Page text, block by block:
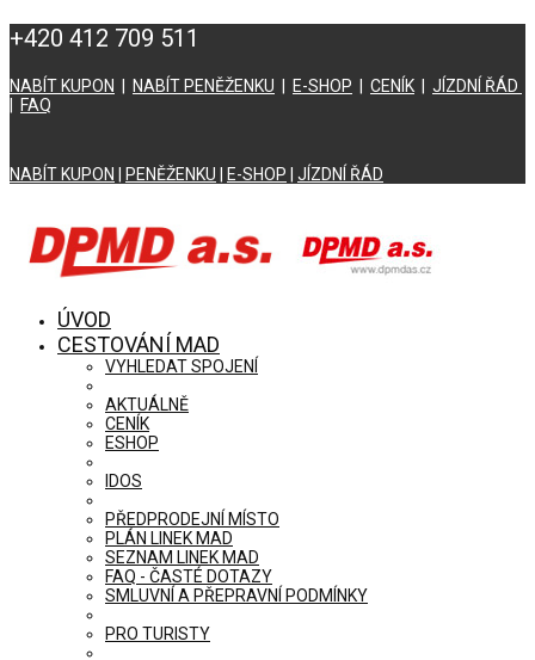
+420 412 709 511
NABÍT KUPON NABÍT PENĚŽENKU E-SHOP CENÍK
JÍZDNÍ ŘÁD
FAQ
NABÍT KUPON PENĚŽENKU E-SHOP JÍZDNÍ ŘÁD
ÚVOD
CESTOVÁNÍ MAD
VYHLEDAT SPOJENÍ
AKTUÁLNĚ
CENÍK
ESHOP
IDOS
PŘEDPRODEJNÍ MÍSTO
PLÁN LINEK MAD
SEZNAM LINEK MAD
FAQ - ČASTÉ DOTAZY
SMLUVNÍ A PŘEPRAVNÍ PODMÍNKY
PRO TURISTY